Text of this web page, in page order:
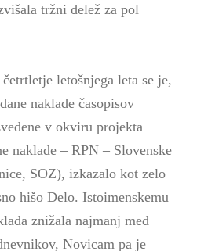
tržni delež za pol
letošnjega leta se je,
naklade časopisov
v okviru projekta
naklade – RPN – Slovenske
SOZ), izkazalo kot zelo
hišo Delo. Istoimenskemu
znižala najmanj med
Novicam pa je